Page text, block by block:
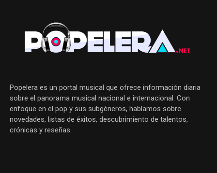
Popelera es un portal musical que ofrece información diaria
sobre el panorama musical nacional e internacional. Con
enfoque en el pop y sus subgéneros, hablamos sobre
novedades, listas de éxitos, descubrimiento de talentos,
crónicas y reseñas.